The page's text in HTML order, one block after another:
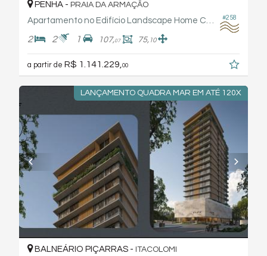
#258
PENHA - PRAIA DA ARMAÇÃO
Apartamento no Edifício Landscape Home Club - Rogga
2 2 1 107,07 75, 10
a partir de R$ 1.141.229, 00
LANÇAMENTO QUADRA MAR EM ATÉ 120X
BALNEÁRIO PIÇARRAS - ITACOLOMI